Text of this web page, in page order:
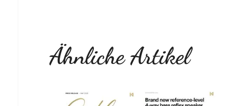
Ähnliche Artikel